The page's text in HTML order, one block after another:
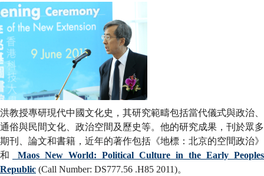
洪教授專研現代中國文化史，其研究範疇包括當代儀式與政治、
通俗與民間文化、政治空間及歷史等。他的研究成果，刊於眾多
期刊、論文和書籍，近年的著作包括《地標：北京的空間政治》
和
Maos New World: Political Culture in the Early Peoples
Republic (Call Number: DS777.56 .H85 2011)。